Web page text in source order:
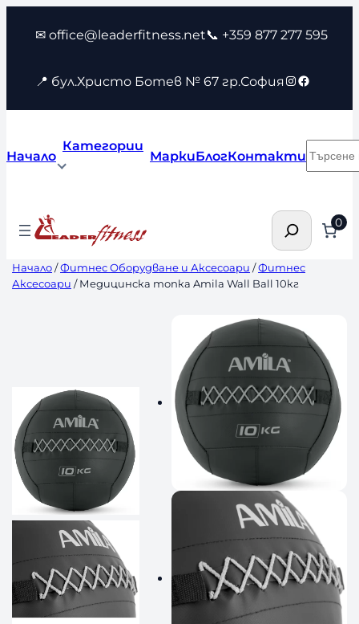
съдържанието
✉ office@leaderfitness.net📞 +359 877 277 595
📍 бул.Христо Ботев № 67 гр.София Instagram
Facebook
Начало
Категории
МаркиБлогКонтакти
Търсене 0
Начало/Фитнес Оборудване и Аксесоари /Фитнес
Аксесоари / Медицинска топка Amila Wall Ball 10кг